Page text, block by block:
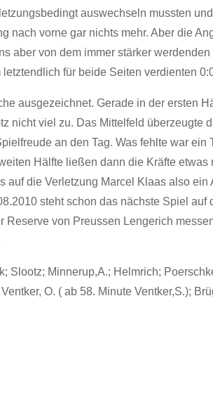
auswechseln mussten
nach vorne gar nichts mehr. Aber die
aber von dem immer stärker werdenden
für beide Seiten verdienten
ausgezeichnet. Gerade in der ersten
nicht viel zu. Das Mittelfeld überzeugte
an den Tag. Was fehlte war ein
Hälfte ließen dann die Kräfte etwas
auf die Verletzung Marcel Klaas also ein
steht schon das nächste Spiel auf
Reserve von Preussen Lengerich
Slootz; Minnerup,A.; Helmrich;
O. ( ab 58. Minute Ventker,S.);